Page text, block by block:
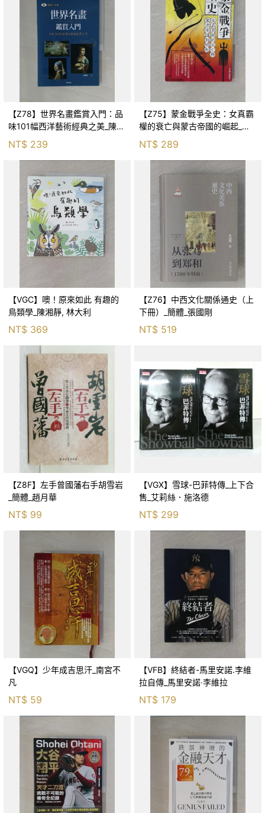
【Z78】世界名畫鑑賞入門：品
味101幅西洋藝術經典之美_陳馨
儀
NT$ 239
【Z75】蒙金戰爭全史：女真霸
權的衰亡與蒙古帝國的崛起_李
湖光
NT$ 289
【VGC】噢！原來如此 有趣的
鳥類學_陳湘靜, 林大利
NT$ 369
【Z76】中西文化關係通史（上
下冊）_簡體_張國剛
NT$ 519
【Z8F】左手曾國藩右手胡雪岩
_簡體_趙月華
NT$ 99
【VGX】雪球-巴菲特傳_上下合
售_艾莉絲．施洛德
NT$ 299
【VGQ】少年成吉思汗_南宮不
凡
NT$ 59
【VFB】終結者-馬里安諾.李維
拉自傳_馬里安諾‧李維拉
NT$ 179